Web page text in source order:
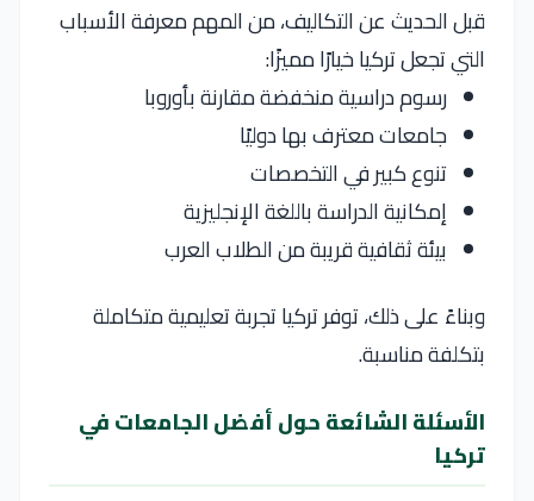
قبل الحديث عن التكاليف، من المهم معرفة الأسباب
التي تجعل تركيا خيارًا مميزًا:
رسوم دراسية منخفضة مقارنة بأوروبا
جامعات معترف بها دوليًا
تنوع كبير في التخصصات
إمكانية الدراسة باللغة الإنجليزية
بيئة ثقافية قريبة من الطلاب العرب
وبناءً على ذلك، توفر تركيا تجربة تعليمية متكاملة
بتكلفة مناسبة.
الأسئلة الشائعة حول أفضل الجامعات في
تركيا